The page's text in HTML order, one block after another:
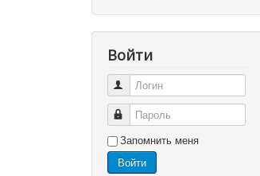
Войти
Логин
Пароль
Запомнить меня
Войти